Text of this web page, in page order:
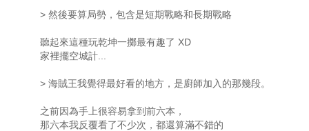
> 然後要算局勢，包含是短期戰略和長期戰略
聽起來這種玩乾坤一擲最有趣了 XD
家裡擺空城計...
> 海賊王我覺得最好看的地方，是廚師加入的那幾段。
之前因為手上很容易拿到前六本，
那六本我反覆看了不少次，都還算滿不錯的